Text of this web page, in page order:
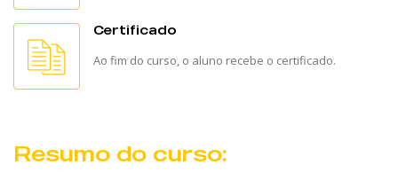
Certificado
Ao fim do curso, o aluno recebe o certificado.
Resumo do curso: